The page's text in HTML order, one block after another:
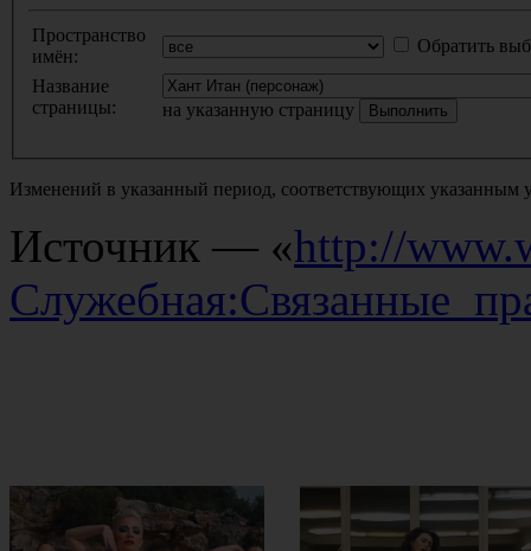
Пространство
имён:
Обратить
Название
страницы:
на указанную страницу
Изменений в указанный период, соответствующих указанным
Источник — «http://